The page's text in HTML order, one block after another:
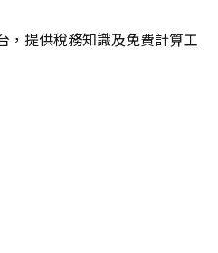
，提供稅務知識及免費計算工